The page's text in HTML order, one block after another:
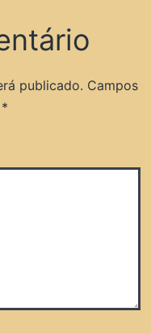
publicado. Campos
*